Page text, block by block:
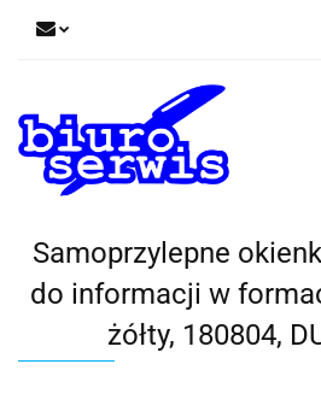
Samoprzylepne
do informacji w
żółty, 180804,